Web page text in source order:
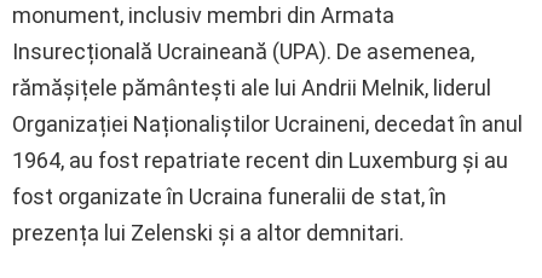
monument, inclusiv membri din Armata
Insurecțională Ucraineană (UPA). De asemenea,
rămășițele pământești ale lui Andrii Melnik, liderul
Organizației Naționaliștilor Ucraineni, decedat în anul
1964, au fost repatriate recent din Luxemburg și au
fost organizate în Ucraina funeralii de stat, în
prezența lui Zelenski și a altor demnitari.